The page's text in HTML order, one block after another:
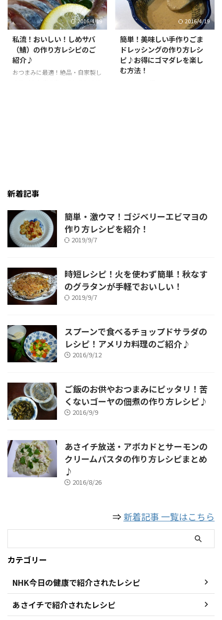
2016/4/19
私流！おいしい！しめサバ
（鯖）の作り方レシピのご
紹介♪
おつまみに最適！絶品・自家製し
2016/4/19
簡単！美味しい手作りごま
ドレッシングの作り方レシ
ピ♪お得にゴマダレを楽し
む方法！
新着記事
簡単・激ウマ！ゴジベリーエビマヨの
作り方レシピを紹介！
2019/9/7
時短レシピ！火を使わず簡単！秋なす
のグラタンが手軽でおいしい！
2019/9/7
スプーンで食べるチョップドサラダの
レシピ！アメリカ料理のご紹介♪
2016/9/12
ご飯のお供やおつまみにピッタリ！苦
くないゴーヤの佃煮の作り方レシピ♪
2016/9/9
あさイチ放送・アボカドとサーモンの
クリームパスタの作り方レシピまとめ
♪
2016/8/26
⇒新着記事 一覧はこちら
カテゴリー
NHK今日の健康で紹介されたレシピ
あさイチで紹介されたレシピ